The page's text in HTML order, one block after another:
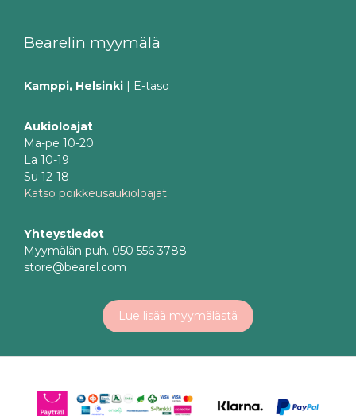
Bearelin myymälä
Kamppi, Helsinki | E-taso
Aukioloajat
Ma-pe 10-20
La 10-19
Su 12-18
Katso poikkeusaukioloajat
Yhteystiedot
Myymälän puh. 050 556 3788
store@bearel.com
Lue lisää myymälästä